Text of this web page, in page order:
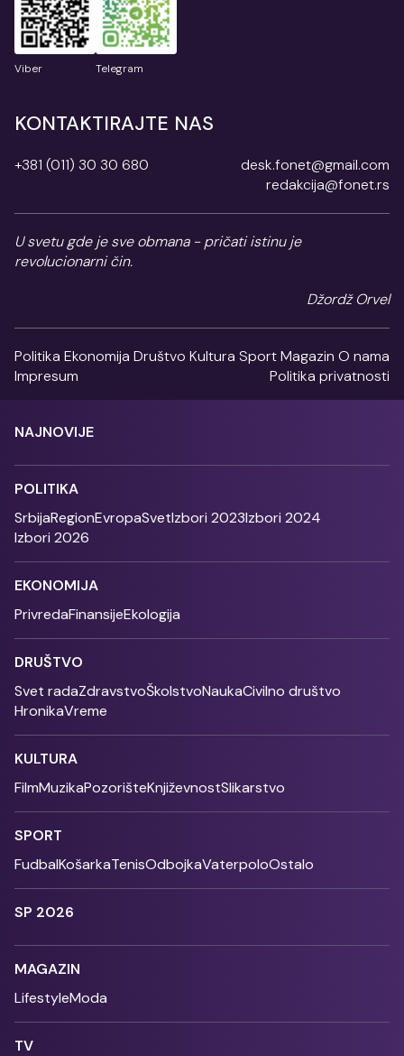
Viber Telegram
KONTAKTIRAJTE NAS
+381 (011) 30 30 680
desk.fonet@gmail.com
redakcija@fonet.rs
U svetu gde je sve obmana - pričati istinu je
revolucionarni čin.
Džordž Orvel
Politika Ekonomija Društvo Kultura SportMagazin O nama
Impresum
Politika privatnosti
NAJNOVIJE
POLITIKA
SrbijaRegionEvropaSvetIzbori 2023Izbori 2024
Izbori 2026
EKONOMIJA
PrivredaFinansijeEkologija
DRUŠTVO
Svet radaZdravstvoŠkolstvoNaukaCivilno društvo
HronikaVreme
KULTURA
FilmMuzikaPozorišteKnjiževnostSlikarstvo
SPORT
FudbalKošarkaTenisOdbojkaVaterpoloOstalo
SP 2026
MAGAZIN
LifestyleModa
TV